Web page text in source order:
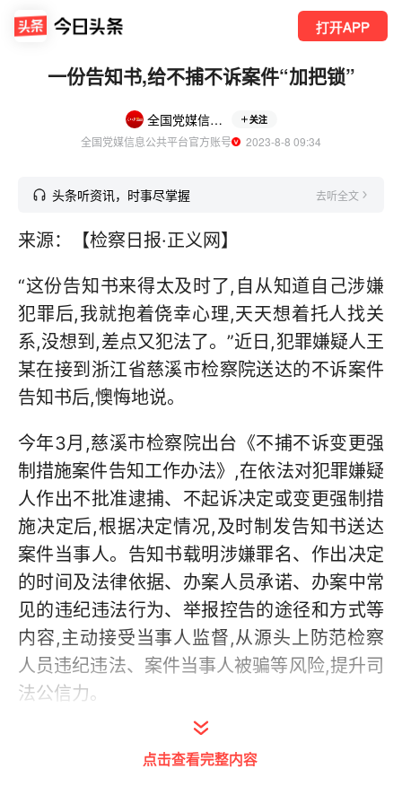
打开APP
一份告知书,给不捕不诉案件“加把锁”
全国党媒信息公共平台 关注
全国党媒信息公共平台官方账号
  2023-8-8 09:34
头条听资讯，时事尽掌握 去听全文
来源：【检察日报·正义网】
“这份告知书来得太及时了,自从知道自己涉嫌
犯罪后,我就抱着侥幸心理,天天想着托人找关
系,没想到,差点又犯法了。”近日,犯罪嫌疑人王
某在接到浙江省慈溪市检察院送达的不诉案件
告知书后,懊悔地说。
今年3月,慈溪市检察院出台《不捕不诉变更强
制措施案件告知工作办法》,在依法对犯罪嫌疑
人作出不批准逮捕、不起诉决定或变更强制措
施决定后,根据决定情况,及时制发告知书送达
案件当事人。告知书载明涉嫌罪名、作出决定
的时间及法律依据、办案人员承诺、办案中常
见的违纪违法行为、举报控告的途径和方式等
内容,主动接受当事人监督,从源头上防范检察
人员违纪违法、案件当事人被骗等风险,提升司
法公信力。
“告知书的内容很接地气,即使不太了解法律专
业术语,也能看得懂。”“我在外地没法当面签收,
点击查看完整内容